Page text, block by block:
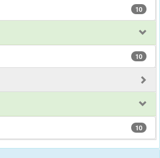
10
10
10